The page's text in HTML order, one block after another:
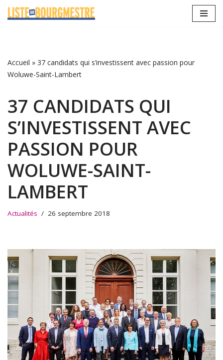
Accueil » 37 candidats qui s’investissent avec passion pour
Woluwe-Saint-Lambert
37 CANDIDATS QUI
S’INVESTISSENT AVEC
PASSION POUR
WOLUWE-SAINT-
LAMBERT
Actualités 26 septembre 2018